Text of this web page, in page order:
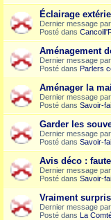
Éclairage
Dernier message par
Posté dans
Aménagement
Dernier message par
Posté dans Parlers
Aménager la
Dernier message par
Posté dans Savoir-
Garder les
Dernier message par
Posté dans Savoir-
Avis déco :
Dernier message par
Posté dans Savoir-
Vraiment
Dernier message par
Posté dans La